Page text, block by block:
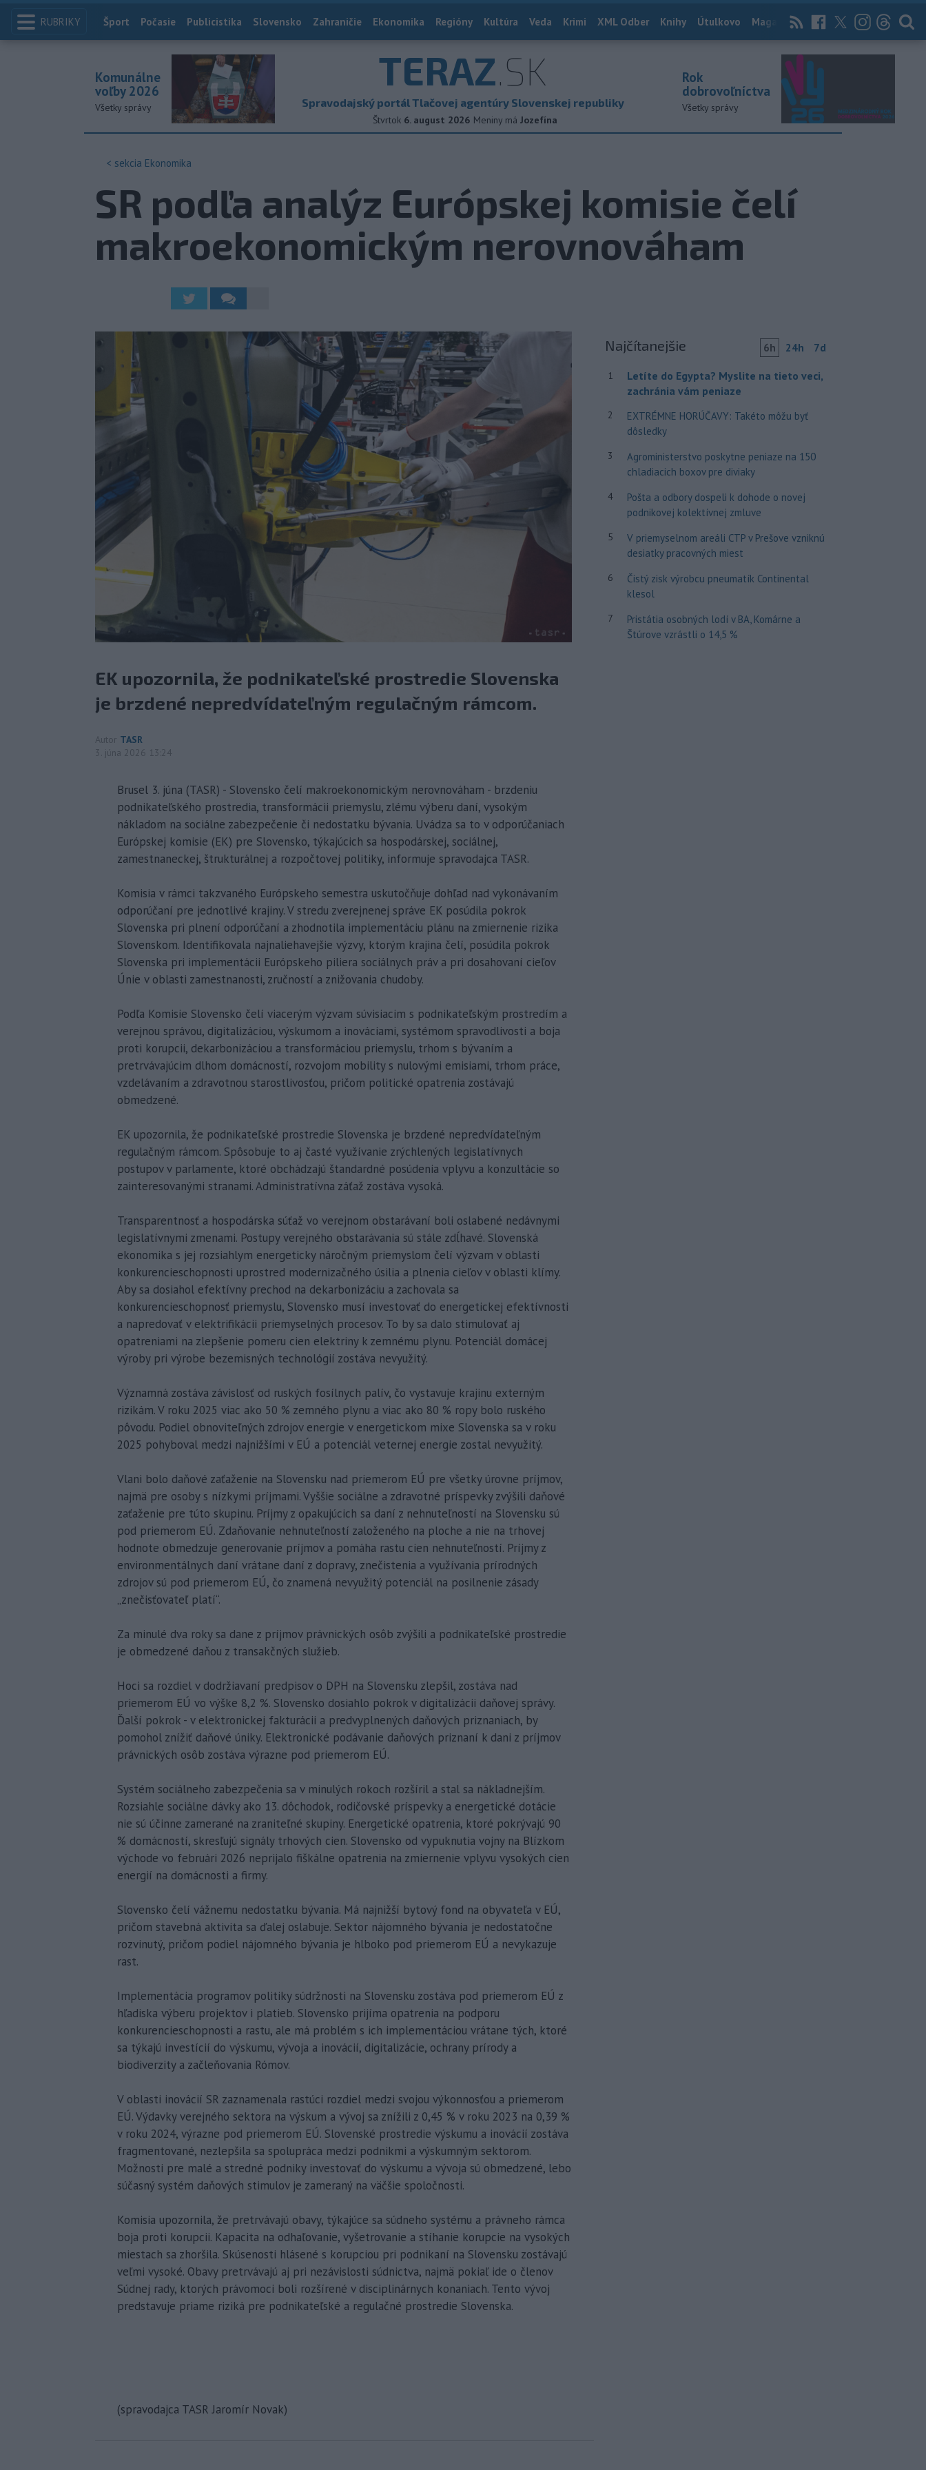
RUBRIKY Index
Šport Počasie Publicistika Slovensko Zahraničie Ekonomika Regióny Kultúra Veda Krimi XML Odber Knihy Útulkovo Magazín News Now Archív
TERAZ.SK
Spravodajský portál Tlačovej agentúry Slovenskej republiky
Štvrtok 6. august 2026 Meniny má Jozefína
Komunálne
voľby 2026
Všetky správy
Rok
dobrovoľníctva
Všetky správy
< sekcia Ekonomika
SR podľa analýz Európskej komisie čelí
makroekonomickým nerovnováham
EK upozornila, že podnikateľské prostredie Slovenska
je brzdené nepredvídateľným regulačným rámcom.
Autor TASR
3. júna 2026 13:24
Brusel 3. júna (TASR) - Slovensko čelí makroekonomickým nerovnováham - brzdeniu
podnikateľského prostredia, transformácii priemyslu, zlému výberu daní, vysokým
nákladom na sociálne zabezpečenie či nedostatku bývania. Uvádza sa to v odporúčaniach
Európskej komisie (EK) pre Slovensko, týkajúcich sa hospodárskej, sociálnej,
zamestnaneckej, štrukturálnej a rozpočtovej politiky, informuje spravodajca TASR.
Komisia v rámci takzvaného Európskeho semestra uskutočňuje dohľad nad vykonávaním
odporúčaní pre jednotlivé krajiny. V stredu zverejnenej správe EK posúdila pokrok
Slovenska pri plnení odporúčaní a zhodnotila implementáciu plánu na zmiernenie rizika
Slovenskom. Identifikovala najnaliehavejšie výzvy, ktorým krajina čelí, posúdila pokrok
Slovenska pri implementácii Európskeho piliera sociálnych práv a pri dosahovaní cieľov
Únie v oblasti zamestnanosti, zručností a znižovania chudoby.
Podľa Komisie Slovensko čelí viacerým výzvam súvisiacim s podnikateľským prostredím a
verejnou správou, digitalizáciou, výskumom a inováciami, systémom spravodlivosti a boja
proti korupcii, dekarbonizáciou a transformáciou priemyslu, trhom s bývaním a
pretrvávajúcim dlhom domácností, rozvojom mobility s nulovými emisiami, trhom práce,
vzdelávaním a zdravotnou starostlivosťou, pričom politické opatrenia zostávajú
obmedzené.
EK upozornila, že podnikateľské prostredie Slovenska je brzdené nepredvídateľným
regulačným rámcom. Spôsobuje to aj časté využívanie zrýchlených legislatívnych
postupov v parlamente, ktoré obchádzajú štandardné posúdenia vplyvu a konzultácie so
zainteresovanými stranami. Administratívna záťaž zostáva vysoká.
Transparentnosť a hospodárska súťaž vo verejnom obstarávaní boli oslabené nedávnymi
legislatívnymi zmenami. Postupy verejného obstarávania sú stále zdĺhavé. Slovenská
ekonomika s jej rozsiahlym energeticky náročným priemyslom čelí výzvam v oblasti
konkurencieschopnosti uprostred modernizačného úsilia a plnenia cieľov v oblasti klímy.
Aby sa dosiahol efektívny prechod na dekarbonizáciu a zachovala sa
konkurencieschopnosť priemyslu, Slovensko musí investovať do energetickej efektívnosti
a napredovať v elektrifikácii priemyselných procesov. To by sa dalo stimulovať aj
opatreniami na zlepšenie pomeru cien elektriny k zemnému plynu. Potenciál domácej
výroby pri výrobe bezemisných technológií zostáva nevyužitý.
Významná zostáva závislosť od ruských fosílnych palív, čo vystavuje krajinu externým
rizikám. V roku 2025 viac ako 50 % zemného plynu a viac ako 80 % ropy bolo ruského
pôvodu. Podiel obnoviteľných zdrojov energie v energetickom mixe Slovenska sa v roku
2025 pohyboval medzi najnižšími v EÚ a potenciál veternej energie zostal nevyužitý.
Vlani bolo daňové zaťaženie na Slovensku nad priemerom EÚ pre všetky úrovne príjmov,
najmä pre osoby s nízkymi príjmami. Vyššie sociálne a zdravotné príspevky zvýšili daňové
zaťaženie pre túto skupinu. Príjmy z opakujúcich sa daní z nehnuteľností na Slovensku sú
pod priemerom EÚ. Zdaňovanie nehnuteľností založeného na ploche a nie na trhovej
hodnote obmedzuje generovanie príjmov a pomáha rastu cien nehnuteľností. Príjmy z
environmentálnych daní vrátane daní z dopravy, znečistenia a využívania prírodných
zdrojov sú pod priemerom EÚ, čo znamená nevyužitý potenciál na posilnenie zásady
„znečisťovateľ platí“.
Za minulé dva roky sa dane z príjmov právnických osôb zvýšili a podnikateľské prostredie
je obmedzené daňou z transakčných služieb.
Hoci sa rozdiel v dodržiavaní predpisov o DPH na Slovensku zlepšil, zostáva nad
priemerom EÚ vo výške 8,2 %. Slovensko dosiahlo pokrok v digitalizácii daňovej správy.
Ďalší pokrok - v elektronickej fakturácii a predvyplnených daňových priznaniach, by
pomohol znížiť daňové úniky. Elektronické podávanie daňových priznaní k dani z príjmov
právnických osôb zostáva výrazne pod priemerom EÚ.
Systém sociálneho zabezpečenia sa v minulých rokoch rozšíril a stal sa nákladnejším.
Rozsiahle sociálne dávky ako 13. dôchodok, rodičovské príspevky a energetické dotácie
nie sú účinne zamerané na zraniteľné skupiny. Energetické opatrenia, ktoré pokrývajú 90
% domácností, skresľujú signály trhových cien. Slovensko od vypuknutia vojny na Blízkom
východe vo februári 2026 neprijalo fiškálne opatrenia na zmiernenie vplyvu vysokých cien
energií na domácnosti a firmy.
Slovensko čelí vážnemu nedostatku bývania. Má najnižší bytový fond na obyvateľa v EÚ,
pričom stavebná aktivita sa ďalej oslabuje. Sektor nájomného bývania je nedostatočne
rozvinutý, pričom podiel nájomného bývania je hlboko pod priemerom EÚ a nevykazuje
rast.
Implementácia programov politiky súdržnosti na Slovensku zostáva pod priemerom EÚ z
hľadiska výberu projektov i platieb. Slovensko prijíma opatrenia na podporu
konkurencieschopnosti a rastu, ale má problém s ich implementáciou vrátane tých, ktoré
sa týkajú investícií do výskumu, vývoja a inovácií, digitalizácie, ochrany prírody a
biodiverzity a začleňovania Rómov.
V oblasti inovácií SR zaznamenala rastúci rozdiel medzi svojou výkonnosťou a priemerom
EÚ. Výdavky verejného sektora na výskum a vývoj sa znížili z 0,45 % v roku 2023 na 0,39 %
v roku 2024, výrazne pod priemerom EÚ. Slovenské prostredie výskumu a inovácií zostáva
fragmentované, nezlepšila sa spolupráca medzi podnikmi a výskumným sektorom.
Možnosti pre malé a stredné podniky investovať do výskumu a vývoja sú obmedzené, lebo
súčasný systém daňových stimulov je zameraný na väčšie spoločnosti.
Komisia upozornila, že pretrvávajú obavy, týkajúce sa súdneho systému a právneho rámca
boja proti korupcii. Kapacita na odhaľovanie, vyšetrovanie a stíhanie korupcie na vysokých
miestach sa zhoršila. Skúsenosti hlásené s korupciou pri podnikaní na Slovensku zostávajú
veľmi vysoké. Obavy pretrvávajú aj pri nezávislosti súdnictva, najmä pokiaľ ide o členov
Súdnej rady, ktorých právomoci boli rozšírené v disciplinárnych konaniach. Tento vývoj
predstavuje priame riziká pre podnikateľské a regulačné prostredie Slovenska.
(spravodajca TASR Jaromír Novak)
Najčítanejšie 6h 24h 7d
1
Letíte do Egypta? Myslite na tieto veci,
zachránia vám peniaze
2
EXTRÉMNE HORÚČAVY: Takéto môžu byť
dôsledky
3
Agroministerstvo poskytne peniaze na 150
chladiacich boxov pre diviaky
4
Pošta a odbory dospeli k dohode o novej
podnikovej kolektívnej zmluve
5
V priemyselnom areáli CTP v Prešove vzniknú
desiatky pracovných miest
6
Čistý zisk výrobcu pneumatík Continental
klesol
7
Pristátia osobných lodí v BA, Komárne a
Štúrove vzrástli o 14,5 %